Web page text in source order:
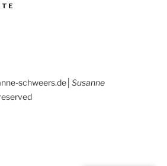
schweers.de│ Susanne